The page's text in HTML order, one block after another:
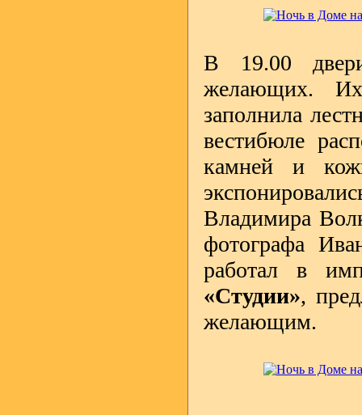
В 19.00
желающих.
заполнила
вестибюле
камней и
Владимира
фотографа
работал в
«Студии»,
желающим.